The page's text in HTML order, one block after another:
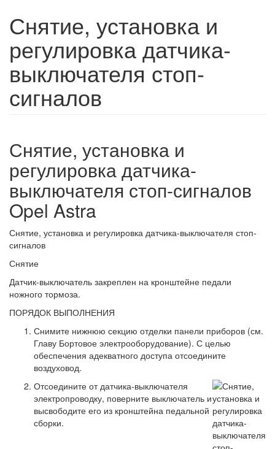
Снятие, установка и
регулировка датчика-
выключателя стоп-
сигналов
Снятие, установка и
регулировка датчика-
выключателя стоп-сигналов
Opel Astra
Снятие, установка и регулировка датчика-выключателя стоп-
сигналов
Снятие
Датчик-выключатель закреплен на кронштейне педали
ножного тормоза.
ПОРЯДОК ВЫПОЛНЕНИЯ
Снимите нижнюю секцию отделки панели приборов (см.
Главу Бортовое электрооборудование). С целью
обеспечения адекватного доступа отсоедините
воздуховод.
Отсоедините от датчика-выключателя
электропроводку, поверните выключатель и
высвободите его из кронштейна педальной
сборки.